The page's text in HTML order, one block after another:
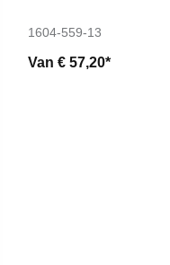
1604-559-13
Van € 57,20*